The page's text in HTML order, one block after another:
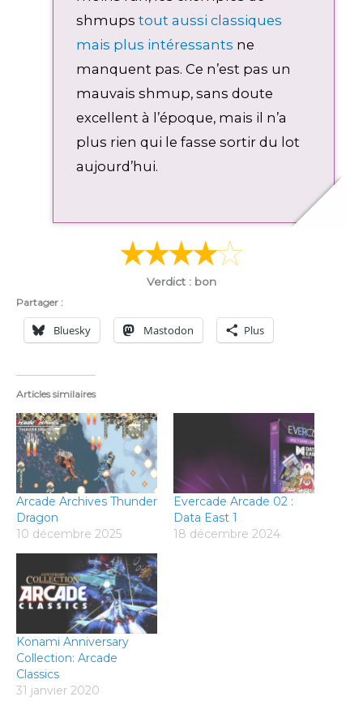
shmups tout aussi classiques
mais plus intéressants ne
manquent pas. Ce n’est pas un
mauvais shmup, sans doute
excellent à l’époque, mais il n’a
plus rien qui le fasse sortir du lot
aujourd’hui.
Verdict : bon
Partager :
Bluesky Mastodon Plus
Articles similaires
Arcade Archives Thunder
Dragon
10 décembre 2025
Evercade Arcade 02 :
Data East 1
18 décembre 2024
Konami Anniversary
Collection: Arcade
Classics
31 janvier 2020